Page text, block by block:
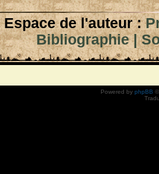
Espace de l'auteur :
Bibliographie|
Powered by phpBB